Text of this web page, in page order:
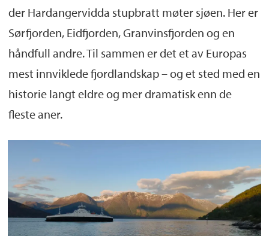
der Hardangervidda stupbratt møter sjøen. Her er
Sørfjorden, Eidfjorden, Granvinsfjorden og en
håndfull andre. Til sammen er det et av Europas
mest innviklede fjordlandskap – og et sted med en
historie langt eldre og mer dramatisk enn de
fleste aner.